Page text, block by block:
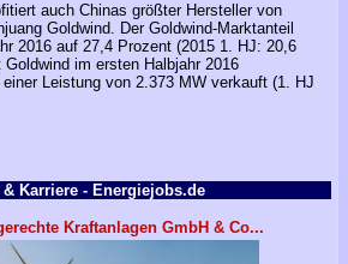
auch Chinas größter Hersteller von
Goldwind. Der Goldwind-Marktanteil
2016 auf 27,4 Prozent (2015 1. HJ: 20,6
im ersten Halbjahr 2016
Leistung von 2.373 MW verkauft (1. HJ
Karriere - Energiejobs.de
Kraftanlagen GmbH & Co...